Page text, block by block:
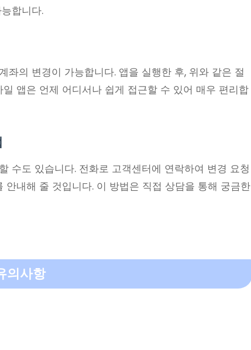
합니다.
좌의 변경이 가능합니다. 앱을 실행한 후, 위와 같은 절
앱은 언제 어디서나 쉽게 접근할 수 있어 매우 편리합
수도 있습니다. 전화로 고객센터에 연락하여 변경 요청
안내해 줄 것입니다. 이 방법은 직접 상담을 통해 궁금한
의사항